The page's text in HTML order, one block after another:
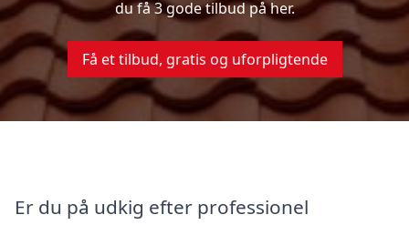
du få 3 gode tilbud på her.
Få et tilbud, gratis og uforpligtende
Er du på udkig efter professionel